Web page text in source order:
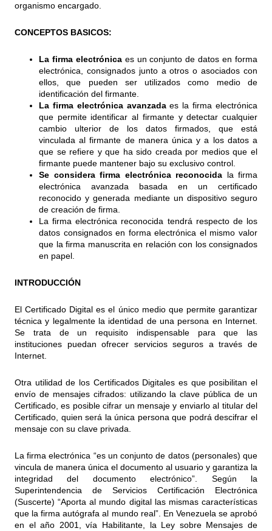
organismo encargado.
CONCEPTOS BASICOS:
La firma electrónicaes un conjunto de datos en forma
electrónica, consignados junto a otros o asociados con
ellos, que pueden ser utilizados como medio de
identificación del firmante.
La firma electrónica avanzadaes la firma electrónica
que permite identificar al firmante y detectar cualquier
cambio ulterior de los datos firmados, que está
vinculada al firmante de manera única y a los datos a
que se refiere y que ha sido creada por medios que el
firmante puede mantener bajo su exclusivo control.
Se considera firma electrónica reconocida la firma
electrónica avanzada basada en un certificado
reconocido y generada mediante un dispositivo seguro
de creación de firma.
La firma electrónica reconocida tendrá respecto de los
datos consignados en forma electrónica el mismo valor
que la firma manuscrita en relación con los consignados
en papel.
INTRODUCCIÓN
El Certificado Digital es el único medio que permite garantizar
técnica y legalmente la identidad de una persona en Internet.
Se trata de un requisito indispensable para que las
instituciones puedan ofrecer servicios seguros a través de
Internet.
Otra utilidad de los Certificados Digitales es que posibilitan el
envío de mensajes cifrados: utilizando la clave pública de un
Certificado, es posible cifrar un mensaje y enviarlo al titular del
Certificado, quien será la única persona que podrá descifrar el
mensaje con su clave privada.
La firma electrónica “es un conjunto de datos (personales) que
vincula de manera única el documento al usuario y garantiza la
integridad del documento electrónico”. Según la
Superintendencia de Servicios Certificación Electrónica
(Suscerte) “Aporta al mundo digital las mismas características
que la firma autógrafa al mundo real”. En Venezuela se aprobó
en el año 2001, vía Habilitante, la Ley sobre Mensajes de